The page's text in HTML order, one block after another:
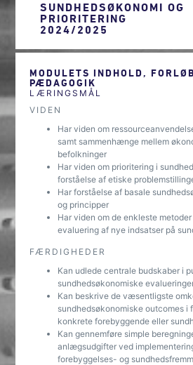
SUNDHEDSØKONOMI OG
PRIORITERING
2024/2025
MODULETS INDHOLD,
PÆDAGOGIK
LÆRINGSMÅL
VIDEN
Har viden om
samt sammenhænge mellem
befolkninger
Har viden om prioritering i
forståelse af etiske
Har forståelse af basale
og principper
Har viden om de enkleste
evaluering af nye indsatser på
FÆRDIGHEDER
Kan udlede centrale budskaber i
sundhedsøkonomiske
Kan beskrive de væsentligste
sundhedsøkonomiske outcomes i
konkrete forebyggende eller
Kan gennemføre simple
anlægsudgifter ved
forebyggelses- og